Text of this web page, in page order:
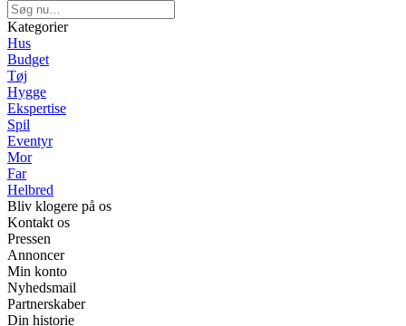
Kategorier
Hus
Budget
Tøj
Hygge
Ekspertise
Spil
Eventyr
Mor
Far
Helbred
Bliv klogere på os
Kontakt os
Pressen
Annoncer
Min konto
Nyhedsmail
Partnerskaber
Din historie